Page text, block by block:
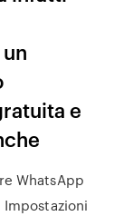
e
WhatsApp
Impostazioni